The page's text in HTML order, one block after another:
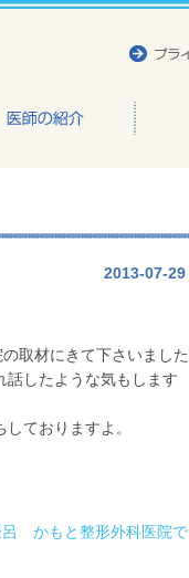
2013-07-29
取材にきて下さいました
話したような気もします
ておりますよ。
呂 かもと整形外科医院で